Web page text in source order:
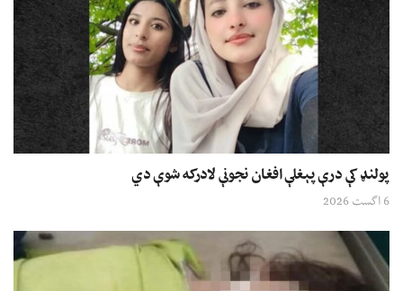
پولنډ کې درې پېغلې افغان نجونې لادرکه شوې دي
6 اگست 2026